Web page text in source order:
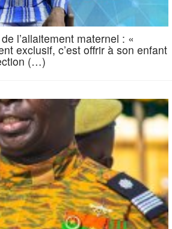
l’allaitement maternel : «
exclusif, c’est offrir à son enfant
(…)